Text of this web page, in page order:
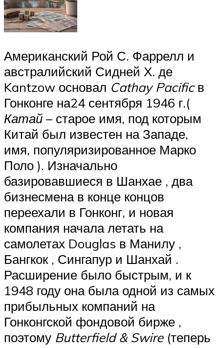
Американский Рой С. Фаррелл и
австралийский Сидней Х. де
Kantzow основал Cathay Pacificв
Гонконге на24 сентября 1946 г.(
Катай – старое имя, под которым
Китай был известен на Западе,
имя, популяризированное Марко
Поло ). Изначально
базировавшиеся в Шанхае , два
бизнесмена в конце концов
переехали в Гонконг, и новая
компания начала летать на
самолетах Douglas в Манилу ,
Бангкок , Сингапур и Шанхай .
Расширение было быстрым, и к
1948 году она была одной из самых
прибыльных компаний на
Гонконгской фондовой бирже ,
поэтому Butterfield & Swire(теперь